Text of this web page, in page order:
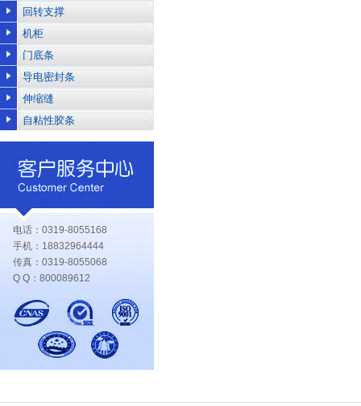
回转支撑
机柜
门底条
导电密封条
伸缩缝
自粘性胶条
电话：0319-8055168
手机：18832964444
传真：0319-8055068
Q Q：800089612